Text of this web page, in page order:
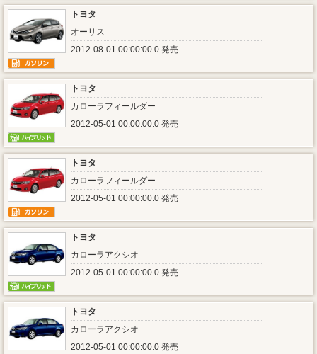
トヨタ
オーリス
2012-08-01 00:00:00.0 発売
トヨタ
カローラフィールダー
2012-05-01 00:00:00.0 発売
トヨタ
カローラフィールダー
2012-05-01 00:00:00.0 発売
トヨタ
カローラアクシオ
2012-05-01 00:00:00.0 発売
トヨタ
カローラアクシオ
2012-05-01 00:00:00.0 発売